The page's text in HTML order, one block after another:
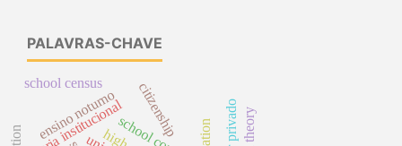
PALAVRAS-CHAVE
citizenship
teoria institucional
ensino noturno
school census